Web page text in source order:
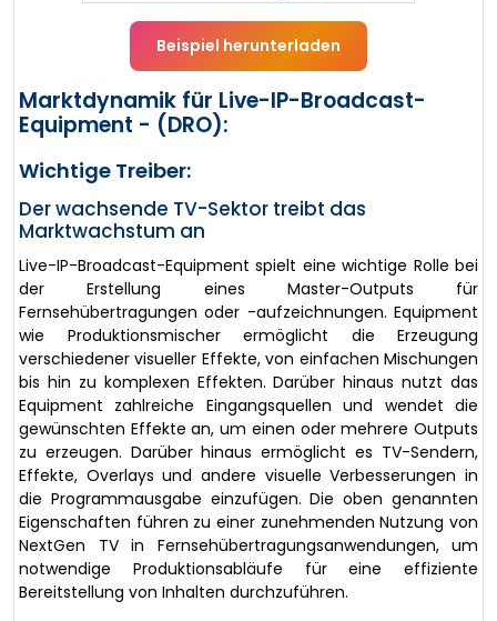
Beispiel herunterladen
Marktdynamik für Live-IP-Broadcast-
Equipment - (DRO):
Wichtige Treiber:
Der wachsende TV-Sektor treibt das
Marktwachstum an
Live-IP-Broadcast-Equipment spielt eine wichtige Rolle bei
der Erstellung eines Master-Outputs für
Fernsehübertragungen oder -aufzeichnungen. Equipment
wie Produktionsmischer ermöglicht die Erzeugung
verschiedener visueller Effekte, von einfachen Mischungen
bis hin zu komplexen Effekten. Darüber hinaus nutzt das
Equipment zahlreiche Eingangsquellen und wendet die
gewünschten Effekte an, um einen oder mehrere Outputs
zu erzeugen. Darüber hinaus ermöglicht es TV-Sendern,
Effekte, Overlays und andere visuelle Verbesserungen in
die Programmausgabe einzufügen. Die oben genannten
Eigenschaften führen zu einer zunehmenden Nutzung von
NextGen TV in Fernsehübertragungsanwendungen, um
notwendige Produktionsabläufe für eine effiziente
Bereitstellung von Inhalten durchzuführen.